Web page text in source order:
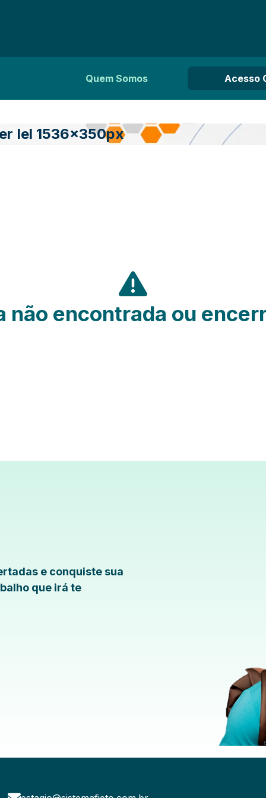
Quem Somos Acesso
Iel 1536x350px
não encontrada ou
e conquiste sua
que irá te